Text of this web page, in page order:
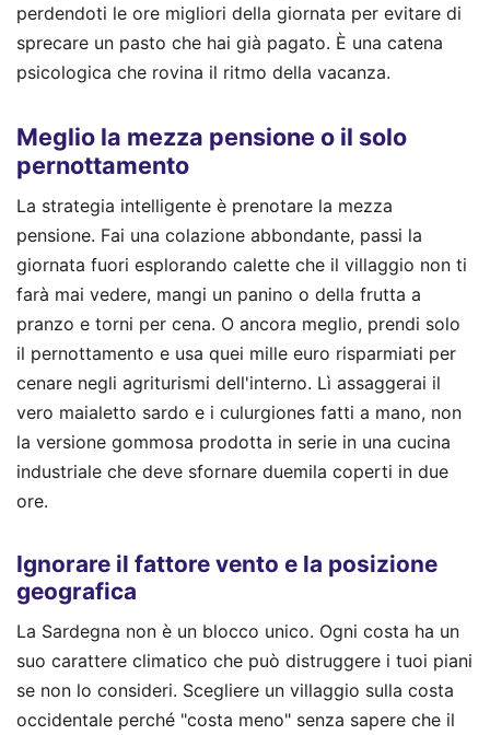
perdendoti le ore migliori della giornata per evitare di
sprecare un pasto che hai già pagato. È una catena
psicologica che rovina il ritmo della vacanza.
Meglio la mezza pensione o il solo
pernottamento
La strategia intelligente è prenotare la mezza
pensione. Fai una colazione abbondante, passi la
giornata fuori esplorando calette che il villaggio non ti
farà mai vedere, mangi un panino o della frutta a
pranzo e torni per cena. O ancora meglio, prendi solo
il pernottamento e usa quei mille euro risparmiati per
cenare negli agriturismi dell'interno. Lì assaggerai il
vero maialetto sardo e i culurgiones fatti a mano, non
la versione gommosa prodotta in serie in una cucina
industriale che deve sfornare duemila coperti in due
ore.
Ignorare il fattore vento e la posizione
geografica
La Sardegna non è un blocco unico. Ogni costa ha un
suo carattere climatico che può distruggere i tuoi piani
se non lo consideri. Scegliere un villaggio sulla costa
occidentale perché "costa meno" senza sapere che il